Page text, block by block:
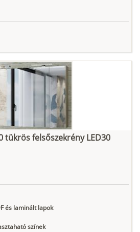
tükrös felsőszekrény LED30
és laminált lapok
színek